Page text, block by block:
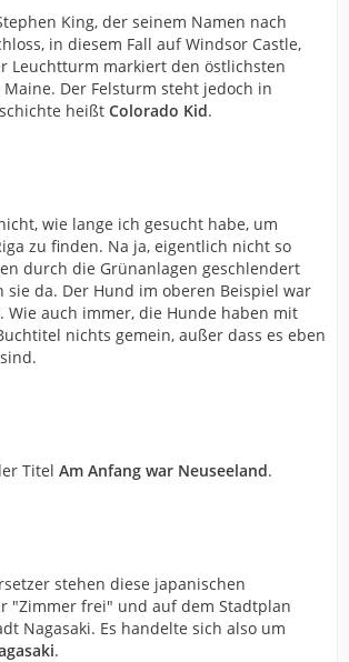
King, der seinem Namen nach
in diesem Fall auf Windsor Castle,
Leuchtturm markiert den östlichsten
Maine. Der Felsturm steht jedoch in
heißt Colorado Kid.
wie lange ich gesucht habe, um
zu finden. Na ja, eigentlich nicht so
durch die Grünanlagen geschlendert
sie da. Der Hund im oberen Beispiel war
Wie auch immer, die Hunde haben mit
nichts gemein, außer dass es eben
sind.
Titel Am Anfang war Neuseeland.
stehen diese japanischen
"Zimmer frei" und auf dem Stadtplan
Nagasaki. Es handelte sich also um
.